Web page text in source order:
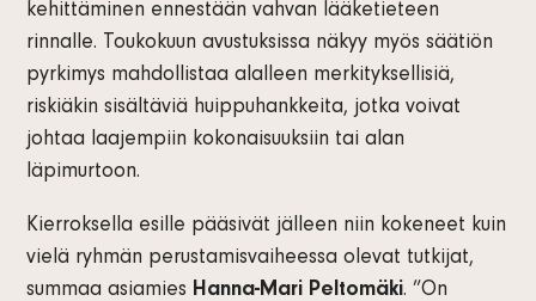
kehittäminen ennestään vahvan lääketieteen
rinnalle. Toukokuun avustuksissa näkyy myös säätiön
pyrkimys mahdollistaa alalleen merkityksellisiä,
riskiäkin sisältäviä huippuhankkeita, jotka voivat
johtaa laajempiin kokonaisuuksiin tai alan
läpimurtoon.
Kierroksella esille pääsivät jälleen niin kokeneet kuin
vielä ryhmän perustamisvaiheessa olevat tutkijat,
summaa asiamies Hanna-Mari Peltomäki. ”On